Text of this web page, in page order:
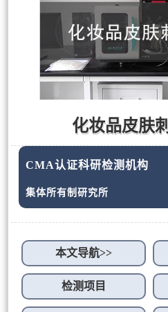
化妆品皮肤
CMA认证科研检测机构
集体所有制研究所
本文导航>>
检测项目